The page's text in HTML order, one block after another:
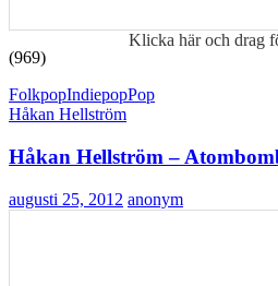
Klicka här och drag
(969)
FolkpopIndiepopPop
Håkan Hellström
Håkan Hellström –
augusti 25, 2012 anonym